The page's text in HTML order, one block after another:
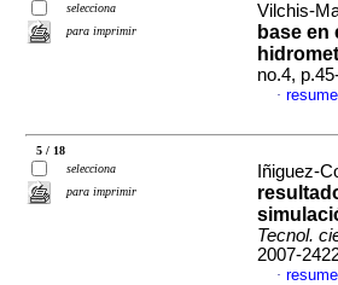
selecciona
para imprimir
Vilchis-
base
no.4,
·
5 / 18
selecciona
para imprimir
Iñiguez-
Tecnol.
2007-
·